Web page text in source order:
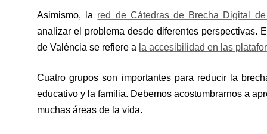
Asimismo, la red de Cátedras de Brecha Digital
analizar el problema desde diferentes perspectivas.
de València se refiere a la accesibilidad en las
Cuatro grupos son importantes para reducir la
educativo y la familia. Debemos acostumbrarnos a
muchas áreas de la vida.